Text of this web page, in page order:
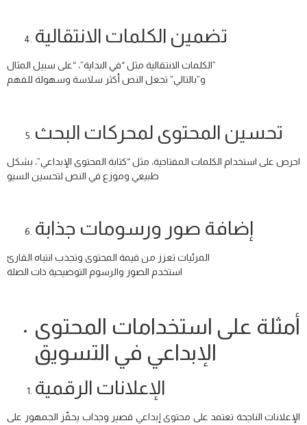
تضمين الكلمات الانتقالية
الكلمات الانتقالية مثل “في البداية”، “على سبيل المثال”
و”بالتالي” تجعل النص أكثر سلاسة وسهولة للفهم
تحسين المحتوى لمحركات البحث
احرص على استخدام الكلمات المفتاحية، مثل “كتابة المحتوى الإبداعي”، بشكل
طبيعي وموزع في النص لتحسين السيو
إضافة صور ورسومات جذابة
المرئيات تعزز من قيمة المحتوى وتجذب انتباه القارئ
استخدم الصور والرسوم التوضيحية ذات الصلة
أمثلة على استخدامات المحتوى
الإبداعي في التسويق
الإعلانات الرقمية
الإعلانات الناجحة تعتمد على محتوى إبداعي قصير وجذاب يحفّز الجمهور على